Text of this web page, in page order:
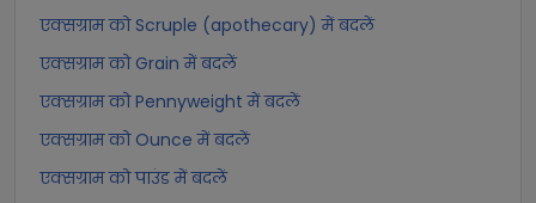
एक्सग्राम को Scruple (apothecary) में बदलें
एक्सग्राम को Grain में बदलें
एक्सग्राम को Pennyweight में बदलें
एक्सग्राम को Ounce में बदलें
एक्सग्राम को पाउंड में बदलें